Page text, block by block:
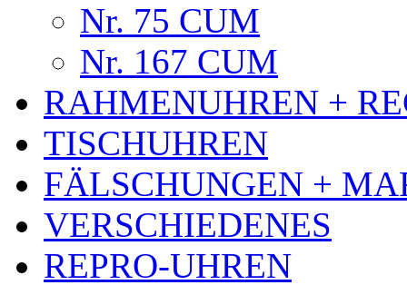
Nr. 75 CUM
Nr. 167 CUM
RAHMENUHREN +
TISCHUHREN
FÄLSCHUNGEN +
VERSCHIEDENES
REPRO-UHREN